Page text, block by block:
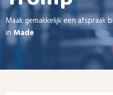
Maak gemakkelijk een afspraak
in Made